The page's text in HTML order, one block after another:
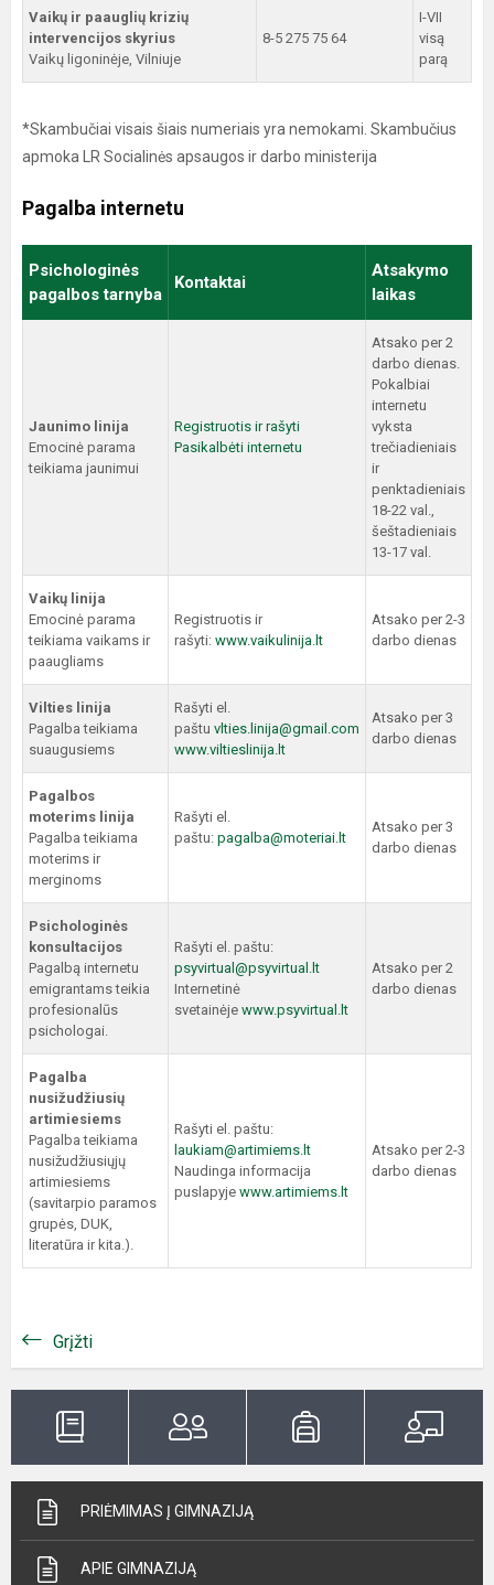
Vaikų ir paauglių krizių
intervencijos skyrius
Vaikų ligoninėje, Vilniuje
8-5 275 75 64
I-VII
visą
parą
*Skambučiai visais šiais numeriais yra nemokami. Skambučius
apmoka LR Socialinės apsaugos ir darbo ministerija
Pagalba internetu
Psichologinės
pagalbos tarnyba
Kontaktai
Atsakymo
laikas
Jaunimo linija
Emocinė parama
teikiama jaunimui
Registruotis ir rašyti
Pasikalbėti internetu
Atsako per 2
darbo dienas.
Pokalbiai
internetu
vyksta
trečiadieniais
ir
penktadieniais
18-22 val.,
šeštadieniais
13-17 val.
Vaikų linija
Emocinė parama
teikiama vaikams ir
paaugliams
Registruotis ir
rašyti: www.vaikulinija.lt
Atsako per 2-3
darbo dienas
Vilties linija
Pagalba teikiama
suaugusiems
Rašyti el.
paštu vlties.linija@gmail.com
www.viltieslinija.lt
Atsako per 3
darbo dienas
Pagalbos
moterims linija
Pagalba teikiama
moterims ir
merginoms
Rašyti el.
paštu: pagalba@moteriai.lt
Atsako per 3
darbo dienas
Psichologinės
konsultacijos
Pagalbą internetu
emigrantams teikia
profesionalūs
psichologai.
Rašyti el. paštu:
psyvirtual@psyvirtual.lt
Internetinė
svetainėje www.psyvirtual.lt
Atsako per 2
darbo dienas
Pagalba
nusižudžiusių
artimiesiems
Pagalba teikiama
nusižudžiusiųjų
artimiesiems
(savitarpio paramos
grupės, DUK,
literatūra ir kita.).
Rašyti el. paštu:
laukiam@artimiems.lt
Naudinga informacija
puslapyje www.artimiems.lt
Atsako per 2-3
darbo dienas
Grįžti
PRIĖMIMAS Į GIMNAZIJĄ
APIE GIMNAZIJĄ